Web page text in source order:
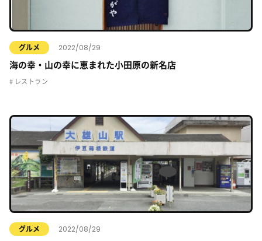
グルメ 2022/08/29
海の幸・山の幸に恵まれた小田原の新名店
レストラン
グルメ 2022/08/29